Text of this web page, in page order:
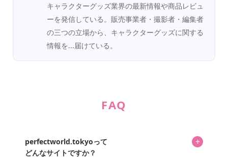
キャラクターグッズ業界の最新情報や商品レビュ
ーを発信している。販売事業者・撮影者・編集者
の三つの立場から、キャラクターグッズに関する
情報を...届けている。
FAQ
perfectworld.tokyoって
どんなサイトですか？
+